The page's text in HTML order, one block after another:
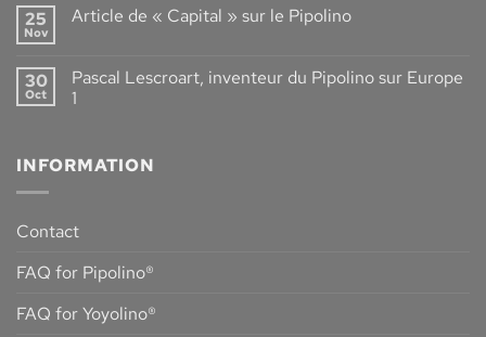
/du
programme
25
Nov
Article de « Capital » sur le Pipolino
Article
de
« Capital »
30
Oct
Pascal Lescroart, inventeur du Pipolino sur Europe
1
Pascal
Lescroart,
sur
INFORMATION
Contact
FAQ for Pipolino®
FAQ for Yoyolino®